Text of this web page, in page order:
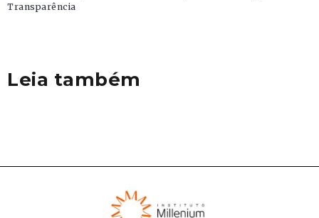
Transparência
Leia também